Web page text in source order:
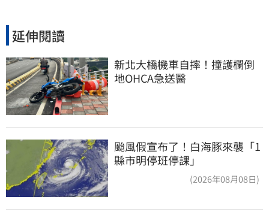
延伸閱讀
新北大橋機車自摔！撞護欄倒
地OHCA急送醫
颱風假宣布了！白海豚來襲「1
縣市明停班停課」
(2026年08月08日)